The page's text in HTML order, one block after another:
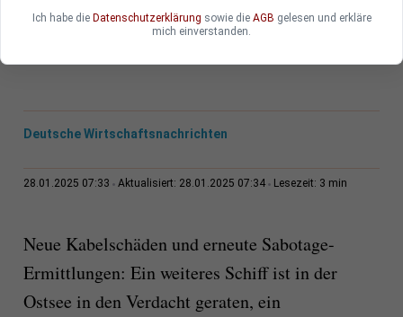
absichtliche Tat aus. Neben Schweden und
Lettland ermittelt auch Deutschland.
Deutsche Wirtschaftsnachrichten
28.01.2025 07:33 Aktualisiert: 28.01.2025 07:34 Lesezeit: 3 min
Neue Kabelschäden und erneute Sabotage-
Ermittlungen: Ein weiteres Schiff ist in der
Ostsee in den Verdacht geraten, ein
Ich habe die Datenschutzerklärung sowie die AGB gelesen und erkläre
mich einverstanden.